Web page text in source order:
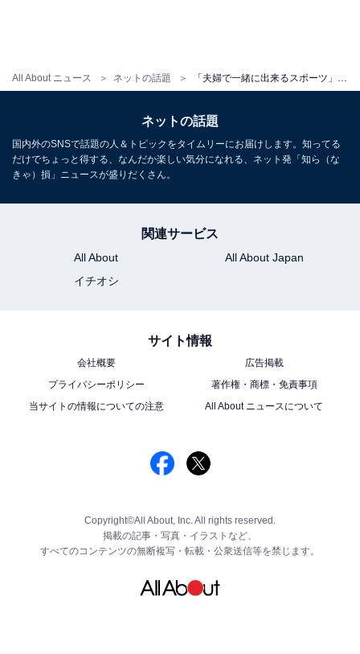
All About ニュース ネットの話題
ネットの話題
国内外のSNSで話題の人＆トピックをタイムリーにお届けします。知ってる
だけでちょっと得する、なんだか楽しい気分になれる、ネット発「知ら（な
きゃ）損」ニュースが盛りだくさん。
関連サービス
All About
All About Japan
イチオシ
サイト情報
会社概要
広告掲載
プライバシーポリシー
著作権・商標・免責事項
当サイトの情報についての注意
All About ニュースについて
Copyright©All About, Inc. All rights reserved.
掲載の記事・写真・イラストなど、
すべてのコンテンツの無断複写・転載・公衆送信等を禁じます。